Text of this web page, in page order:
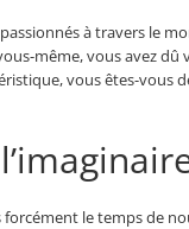
à travers le
même, vous avez
vous êtes-vous
le temps de